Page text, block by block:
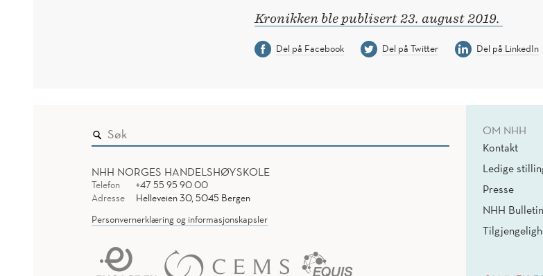
Kronikken ble publisert 23. august 2019.
Del på Facebook Del på Twitter Del på LinkedIn
NHH NORGES HANDELSHØYSKOLE
Telefon
+47 55 95 90 00
Adresse
Helleveien 30, 5045 Bergen
Personvernerklæring og informasjonskapsler
OM NHH
Kontakt
Ledige
Presse
NHH Bulletin